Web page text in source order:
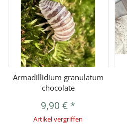
Armadillidium granulatum
chocolate
9,90 € *
Artikel vergriffen